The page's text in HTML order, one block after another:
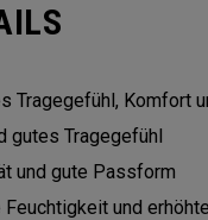
Tragegefühl, Komfort
gutes Tragegefühl
und gute Passform
und